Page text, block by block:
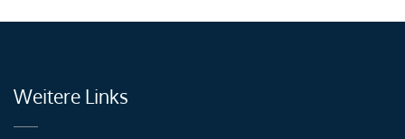
Weitere Links